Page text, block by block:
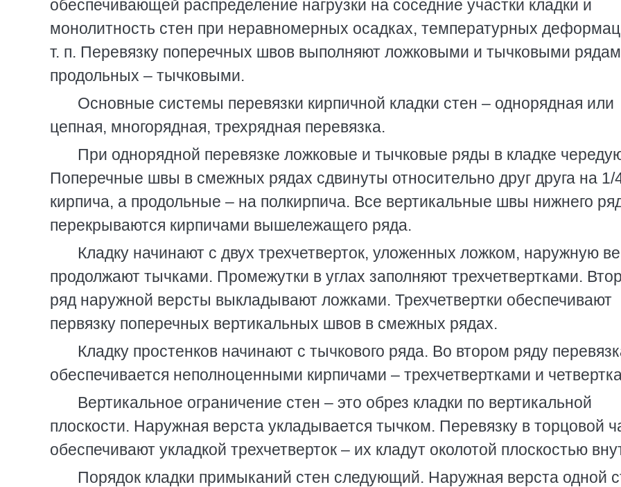
обеспечивающей распределение нагрузки на соседние участки кладки и
монолитность стен при неравномерных осадках, температурных
т. п. Перевязку поперечных швов выполняют ложковыми и тычковыми
продольных – тычковыми.
Основные системы перевязки кирпичной кладки стен – однорядная или
цепная, многорядная, трехрядная перевязка.
При однорядной перевязке ложковые и тычковые ряды в кладке
Поперечные швы в смежных рядах сдвинуты относительно друг друга на 1/
кирпича, а продольные – на полкирпича. Все вертикальные швы нижнего
перекрываются кирпичами вышележащего ряда.
Кладку начинают с двух трехчетверток, уложенных ложком, наружную
продолжают тычками. Промежутки в углах заполняют трехчетвертками.
ряд наружной версты выкладывают ложками. Трехчетвертки обеспечивают
первязку поперечных вертикальных швов в смежных рядах.
Кладку простенков начинают с тычкового ряда. Во втором ряду
обеспечивается неполноценными кирпичами – трехчетвертками и
Вертикальное ограничение стен – это обрез кладки по вертикальной
плоскости. Наружная верста укладывается тычком. Перевязку в торцовой
обеспечивают укладкой трехчетверток – их кладут околотой плоскостью
Порядок кладки примыканий стен следующий. Наружная верста одной